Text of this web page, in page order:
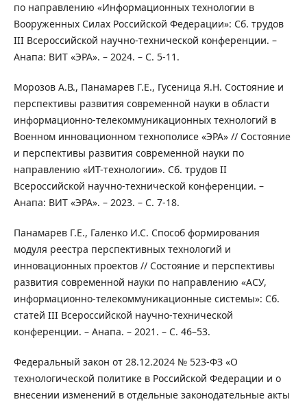
по направлению «Информационных технологии в
Вооруженных Силах Российской Федерации»: Сб. трудов
III Всероссийской научно-технической конференции. –
Анапа: ВИТ «ЭРА». – 2024. – С. 5-11.
Морозов А.В., Панамарев Г.Е., Гусеница Я.Н. Состояние и
перспективы развития современной науки в области
информационно-телекоммуникационных технологий в
Военном инновационном технополисе «ЭРА» // Состояние
и перспективы развития современной науки по
направлению «ИТ-технологии». Сб. трудов II
Всероссийской научно-технической конференции. –
Анапа: ВИТ «ЭРА». – 2023. – С. 7-18.
Панамарев Г.Е., Галенко И.С. Способ формирования
модуля реестра перспективных технологий и
инновационных проектов // Состояние и перспективы
развития современной науки по направлению «АСУ,
информационно-телекоммуникационные системы»: Сб.
статей III Всероссийской научно-технической
конференции. – Анапа. – 2021. – С. 46–53.
Федеральный закон от 28.12.2024 № 523-ФЗ «О
технологической политике в Российской Федерации и о
внесении изменений в отдельные законодательные акты